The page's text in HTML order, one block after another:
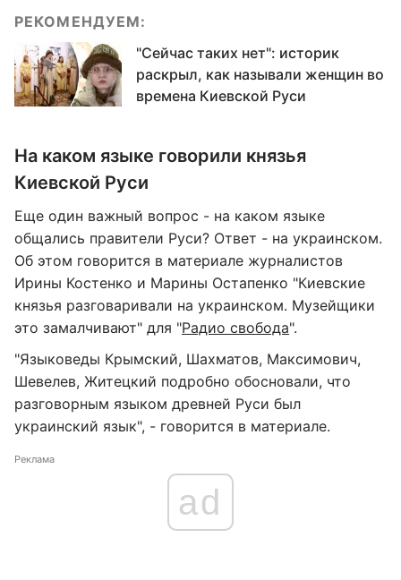
РЕКОМЕНДУЕМ:
"Сейчас таких нет": историк
раскрыл, как называли женщин во
времена Киевской Руси
На каком языке говорили князья
Киевской Руси
Еще один важный вопрос - на каком языке
общались правители Руси? Ответ - на украинском.
Об этом говорится в материале журналистов
Ирины Костенко и Марины Остапенко "Киевские
князья разговаривали на украинском. Музейщики
это замалчивают" для "Радио свобода".
"Языковеды Крымский, Шахматов, Максимович,
Шевелев, Житецкий подробно обосновали, что
разговорным языком древней Руси был
украинский язык", - говорится в материале.
Реклама
ad